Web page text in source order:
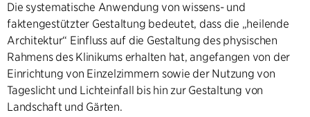
Die systematische Anwendung von wissens- und
faktengestützter Gestaltung bedeutet, dass die „heilende
Architektur“ Einfluss auf die Gestaltung des physischen
Rahmens des Klinikums erhalten hat, angefangen von der
Einrichtung von Einzelzimmern sowie der Nutzung von
Tageslicht und Lichteinfall bis hin zur Gestaltung von
Landschaft und Gärten.